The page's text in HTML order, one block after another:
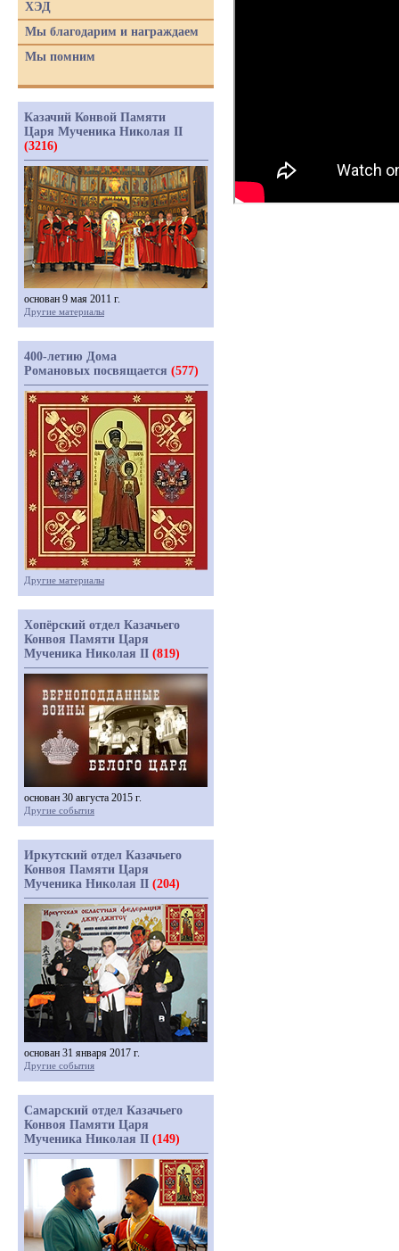
ХЭД
Мы благодарим и награждаем
Мы помним
Казачий Конвой Памяти
Царя Мученика Николая II
(3216)
основан 9 мая 2011 г.
Другие материалы
400-летию Дома
Романовых посвящается (577)
Другие материалы
Хопёрский отдел Казачьего
Конвоя Памяти Царя
Мученика Николая II (819)
основан 30 августа 2015 г.
Другие события
Иркутский отдел Казачьего
Конвоя Памяти Царя
Мученика Николая II (204)
основан 31 января 2017 г.
Другие события
Самарский отдел Казачьего
Конвоя Памяти Царя
Мученика Николая II (149)